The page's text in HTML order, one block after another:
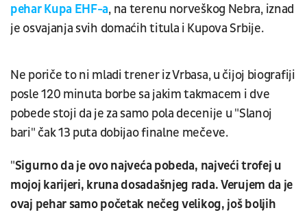
pehar Kupa EHF-a, na terenu norveškog Nebra, iznad
je osvajanja svih domaćih titula i Kupova Srbije.
Ne poriče to ni mladi trener iz Vrbasa, u čijoj biografiji
posle 120 minuta borbe sa jakim takmacem i dve
pobede stoji da je za samo pola decenije u "Slanoj
bari" čak 13 puta dobijao finalne mečeve.
"Sigurno da je ovo najveća pobeda, najveći trofej u
mojoj karijeri, kruna dosadašnjeg rada. Verujem da je
ovaj pehar samo početak nečeg velikog, još boljih